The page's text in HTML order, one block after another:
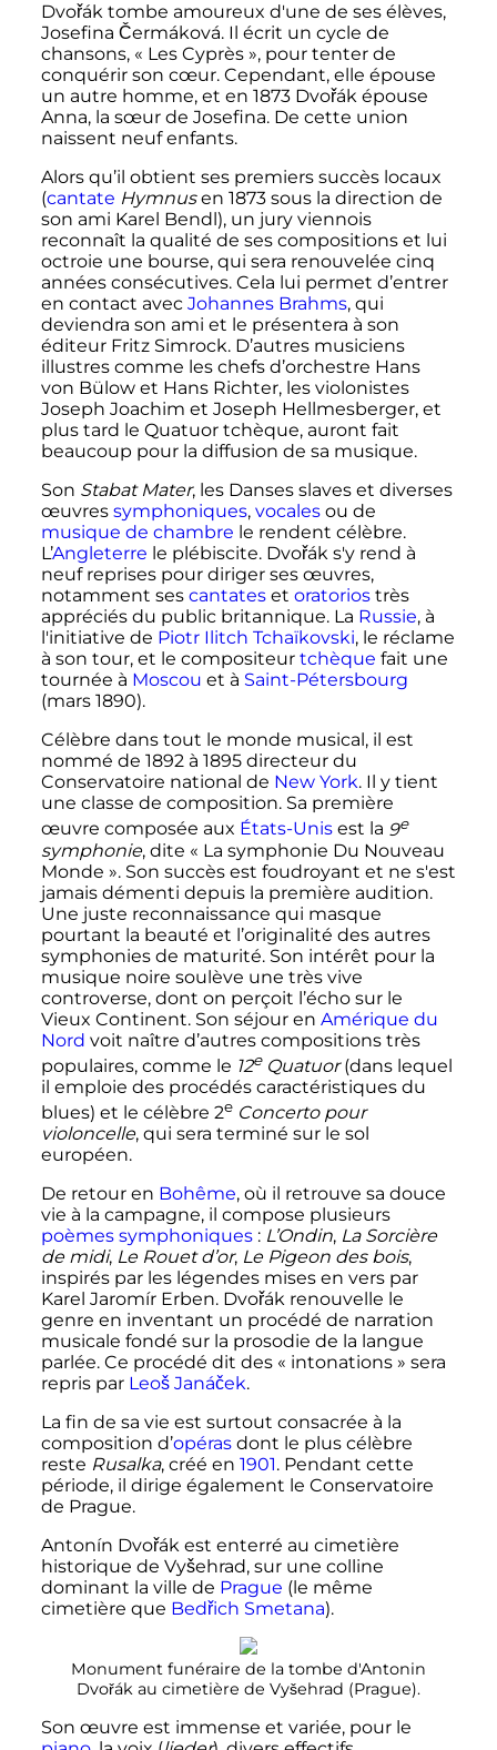
Dvořák tombe amoureux d'une de ses élèves,
Josefina Čermáková. Il écrit un cycle de
chansons, « Les Cyprès », pour tenter de
conquérir son cœur. Cependant, elle épouse
un autre homme, et en 1873 Dvořák épouse
Anna, la sœur de Josefina. De cette union
naissent neuf enfants.
Alors qu’il obtient ses premiers succès locaux
(cantate Hymnusen 1873 sous la direction de
son ami Karel Bendl), un jury viennois
reconnaît la qualité de ses compositions et lui
octroie une bourse, qui sera renouvelée cinq
années consécutives. Cela lui permet d’entrer
en contact avec Johannes Brahms, qui
deviendra son ami et le présentera à son
éditeur Fritz Simrock. D’autres musiciens
illustres comme les chefs d’orchestre Hans
von Bülow et Hans Richter, les violonistes
Joseph Joachim et Joseph Hellmesberger, et
plus tard le Quatuor tchèque, auront fait
beaucoup pour la diffusion de sa musique.
Son Stabat Mater, les Danses slaves et diverses
œuvres symphoniques, vocalesou de
musique de chambre le rendent célèbre.
L’Angleterre le plébiscite. Dvořák s'y rend à
neuf reprises pour diriger ses œuvres,
notamment ses cantateset oratoriostrès
appréciés du public britannique. La Russie, à
l'initiative de Piotr Ilitch Tchaïkovski, le réclame
à son tour, et le compositeur tchèque fait une
tournée à Moscou et à Saint-Pétersbourg
(mars 1890).
Célèbre dans tout le monde musical, il est
nommé de 1892 à 1895 directeur du
Conservatoire national de New York. Il y tient
une classe de composition. Sa première
œuvre composée aux États-Unisest la 9e
symphonie, dite « La symphonie Du Nouveau
Monde ». Son succès est foudroyant et ne s'est
jamais démenti depuis la première audition.
Une juste reconnaissance qui masque
pourtant la beauté et l’originalité des autres
symphonies de maturité. Son intérêt pour la
musique noire soulève une très vive
controverse, dont on perçoit l’écho sur le
Vieux Continent. Son séjour en Amérique du
Nord voit naître d’autres compositions très
populaires, comme le 12e Quatuor(dans lequel
il emploie des procédés caractéristiques du
blues) et le célèbre 2e Concerto pour
violoncelle, qui sera terminé sur le sol
européen.
De retour en Bohême, où il retrouve sa douce
vie à la campagne, il compose plusieurs
poèmes symphoniques : L’Ondin, La Sorcière
de midi, Le Rouet d’or, Le Pigeon des bois,
inspirés par les légendes mises en vers par
Karel Jaromír Erben. Dvořák renouvelle le
genre en inventant un procédé de narration
musicale fondé sur la prosodie de la langue
parlée. Ce procédé dit des « intonations » sera
repris par Leoš Janáček.
La fin de sa vie est surtout consacrée à la
composition d’opérasdont le plus célèbre
reste Rusalka, créé en 1901. Pendant cette
période, il dirige également le Conservatoire
de Prague.
Antonín Dvořák est enterré au cimetière
historique de Vyšehrad, sur une colline
dominant la ville de Prague (le même
cimetière que Bedřich Smetana).
Monument funéraire de la tombe d'Antonin
Dvořák au cimetière de Vyšehrad (Prague).
Son œuvre est immense et variée, pour le